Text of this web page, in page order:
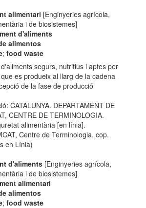
alimentari [Enginyeries agrícola,
i de biosistemes]
d'aliments
alimentos
;food waste
segurs, nutritius i aptes per
es produeix al llarg de la cadena
de la fase de producció
CATALUNYA. DEPARTAMENT DE
CENTRE DE TERMINOLOGIA.
alimentària [en línia].
Centre de Terminologia, cop.
en Línia)
d'aliments [Enginyeries agrícola,
i de biosistemes]
alimentari
alimentos
;food waste